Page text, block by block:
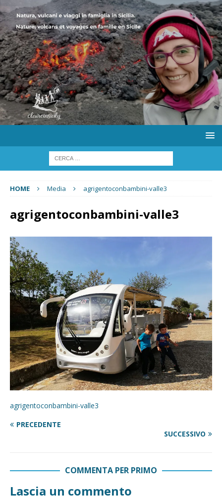
HOME Media agrigentoconbambini-valle3
agrigentoconbambini-valle3
agrigentoconbambini-valle3
PRECEDENTE
SUCCESSIVO
COMMENTA PER PRIMO
Lascia un commento